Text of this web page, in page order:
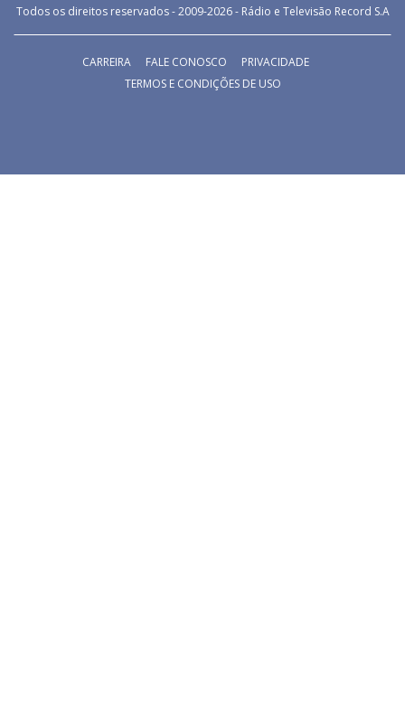
Todos os direitos reservados - 2009-2026- Rádio e Televisão Record S.A
CARREIRA FALE CONOSCO
PRIVACIDADE
TERMOS E CONDIÇÕES DE USO